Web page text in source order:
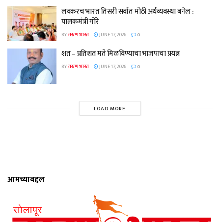
लवकरच भारत तिसरी सर्वात मोठी अर्थव्यवस्था बनेल :
पालकमंत्री गोरे
BYतरुण भारत JUNE 17, 2026 0
शत – प्रतिशत मते मिळविण्याचा भाजपाचा प्रयत्न
BYतरुण भारत JUNE 17, 2026 0
LOAD MORE
आमच्याबद्दल